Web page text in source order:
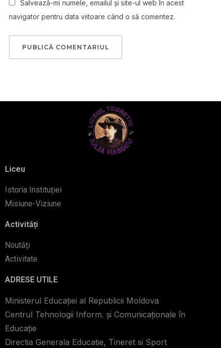
Salvează-mi numele, emailul și site-ul web în acest
navigator pentru data viitoare când o să comentez.
Liceu
Istoria Instituției
Misiune-Viziune
Activități
Noutăți
Activitate
ADRESE UTILE
Ministerul Educației al Republicii Moldova
Centrul Tehnologii Inform. şi Comunicaţionale în
Educaţie
Directia Generala Educatie, Tineret si Sport